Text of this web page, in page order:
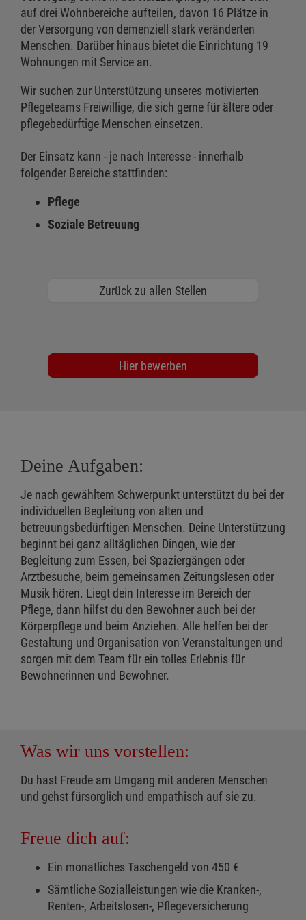
auf drei Wohnbereiche aufteilen, davon 16 Plätze in
der Versorgung von demenziell stark veränderten
Menschen. Darüber hinaus bietet die Einrichtung 19
Wohnungen mit Service an.
Wir suchen zur Unterstützung unseres motivierten
Pflegeteams Freiwillige, die sich gerne für ältere oder
pflegebedürftige Menschen einsetzen.
Der Einsatz kann - je nach Interesse - innerhalb
folgender Bereiche stattfinden:
Pflege
Soziale Betreuung
Zurück zu allen Stellen
Hier bewerben
Deine Aufgaben:
Je nach gewähltem Schwerpunkt unterstützt du bei der
individuellen Begleitung von alten und
betreuungsbedürftigen Menschen. Deine Unterstützung
beginnt bei ganz alltäglichen Dingen, wie der
Begleitung zum Essen, bei Spaziergängen oder
Arztbesuche, beim gemeinsamen Zeitungslesen oder
Musik hören. Liegt dein Interesse im Bereich der
Pflege, dann hilfst du den Bewohner auch bei der
Körperpflege und beim Anziehen. Alle helfen bei der
Gestaltung und Organisation von Veranstaltungen und
sorgen mit dem Team für ein tolles Erlebnis für
Bewohnerinnen und Bewohner.
Was wir uns vorstellen:
Du hast Freude am Umgang mit anderen Menschen
und gehst fürsorglich und empathisch auf sie zu.
Freue dich auf:
Ein monatliches Taschengeld von 450 €
Sämtliche Sozialleistungen wie die Kranken-,
Renten-, Arbeitslosen-, Pflegeversicherung